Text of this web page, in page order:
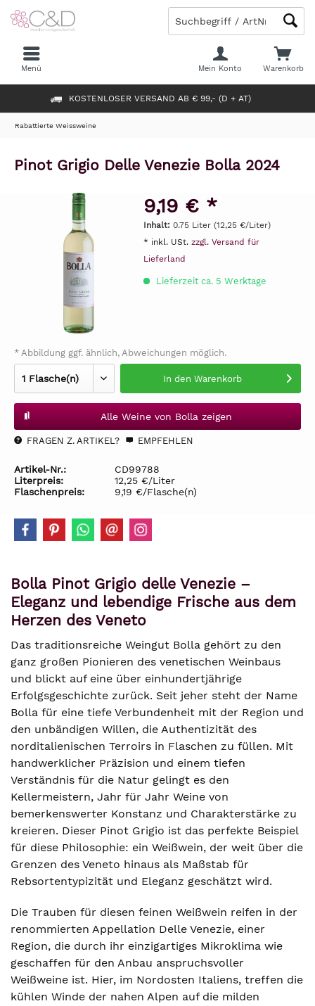
KOSTENLOSER VERSAND AB € 99,- (D + AT)
Warenkorb
Mein Konto
Menü
Rabattierte Weissweine
Pinot Grigio Delle Venezie Bolla 2024
9,19 € *
Inhalt: 0.75 Liter (12,25 €/Liter)
* inkl. USt. zzgl. Versand für
Lieferland
Lieferzeit ca. 5 Werktage
* Abbildung ggf. ähnlich, Abweichungen möglich.
In den Warenkorb
Alle Weine von Bolla zeigen
FRAGEN Z. ARTIKEL? EMPFEHLEN
Artikel-Nr.:
CD99788
Literpreis:
12,25 €/Liter
Flaschenpreis:
9,19 €/Flasche(n)
Bolla Pinot Grigio delle Venezie –
Eleganz und lebendige Frische aus dem
Herzen des Veneto
Das traditionsreiche Weingut Bolla gehört zu den
ganz großen Pionieren des venetischen Weinbaus
und blickt auf eine über einhundertjährige
Erfolgsgeschichte zurück. Seit jeher steht der Name
Bolla für eine tiefe Verbundenheit mit der Region und
den unbändigen Willen, die Authentizität des
norditalienischen Terroirs in Flaschen zu füllen. Mit
handwerklicher Präzision und einem tiefen
Verständnis für die Natur gelingt es den
Kellermeistern, Jahr für Jahr Weine von
bemerkenswerter Konstanz und Charakterstärke zu
kreieren. Dieser Pinot Grigio ist das perfekte Beispiel
für diese Philosophie: ein Weißwein, der weit über die
Grenzen des Veneto hinaus als Maßstab für
Rebsortentypizität und Eleganz geschätzt wird.
Die Trauben für diesen feinen Weißwein reifen in der
renommierten Appellation Delle Venezie, einer
Region, die durch ihr einzigartiges Mikroklima wie
geschaffen für den Anbau anspruchsvoller
Weißweine ist. Hier, im Nordosten Italiens, treffen die
kühlen Winde der nahen Alpen auf die milden